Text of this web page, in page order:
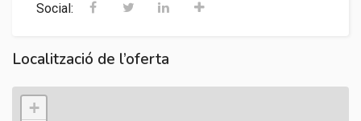
Social:
Localització de l’oferta
+